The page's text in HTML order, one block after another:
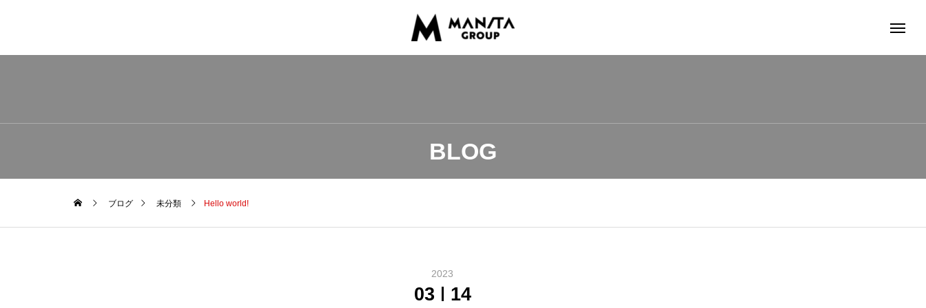
BLOG
ブログ 未分類 Hello world!
2023
03 14